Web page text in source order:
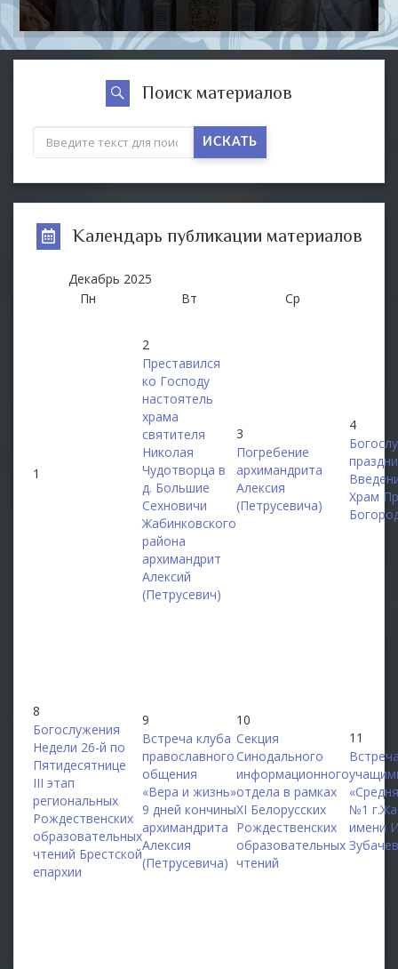
Поиск материалов
ИСКАТЬ
Календарь публикации материалов
Декабрь 2025
Пн
Вт Ср
1
2
Преставился
ко Господу
настоятель
храма
святителя
Николая
Чудотворца в
д. Большие
Сехновичи
Жабинковского
района
архимандрит
Алексий
(Петрусевич)
3
Погребение
архимандрита
Алексия
(Петрусевича)
4
Храм
8
Богослужения
Недели 26-й по
Пятидесятнице
III этап
региональных
Рождественских
образовательных
чтений Брестской
епархии
9
Встреча клуба
православного
общения
«Вера и жизнь»
9 дней кончины
архимандрита
Алексия
(Петрусевича)
10
Секция
Синодального
информационного
отдела в рамках
XI Белорусских
Рождественских
образовательных
чтений
11
№1
имени